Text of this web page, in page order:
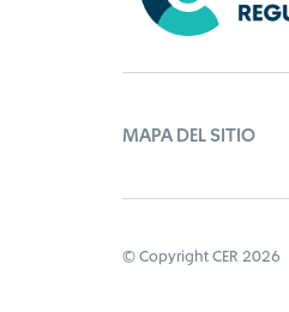
MAPA DEL SITIO
© Copyright CER 2026